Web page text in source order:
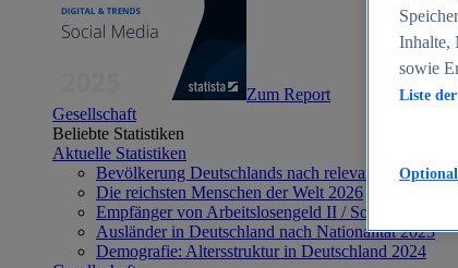
Zum Report
Gesellschaft
Beliebte Statistiken
Aktuelle Statistiken
Bevölkerung Deutschlands nach relevanten
Die reichsten Menschen der Welt 2026
Empfänger von Arbeitslosengeld II / Sozialgeld /
Ausländer in Deutschland nach Nationalität 2025
Demografie: Altersstruktur in Deutschland 2024
Inhalte,
sowie
Liste